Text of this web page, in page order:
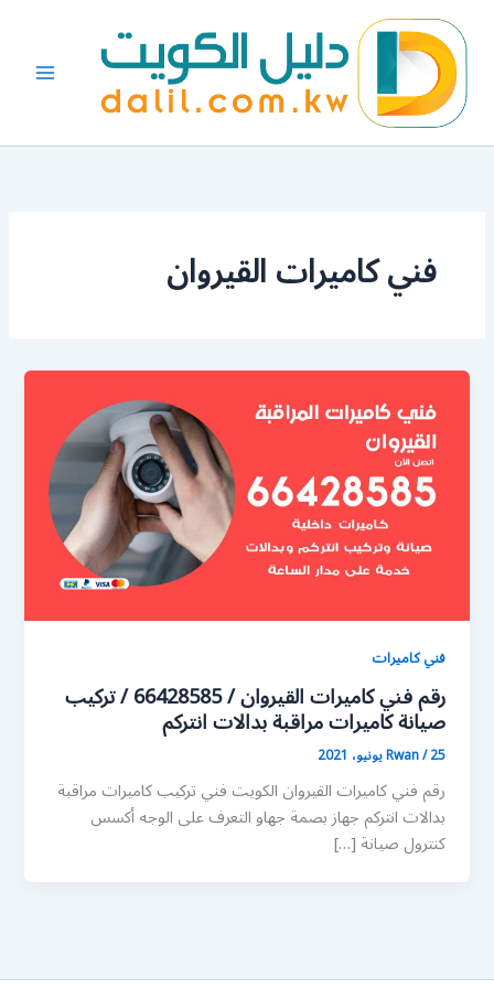
المحتوى
فني كاميرات القيروان
فني كاميرات
رقم فني كاميرات القيروان / 66428585 / تركيب
صيانة كاميرات مراقبة بدالات انتركم
Rwan/25 يونيو، 2021
رقم فني كاميرات القيروان الكويت فني تركيب كاميرات مراقبة
بدالات انتركم جهاز بصمة جهاو التعرف على الوجه أكسس
كنترول صيانة […]